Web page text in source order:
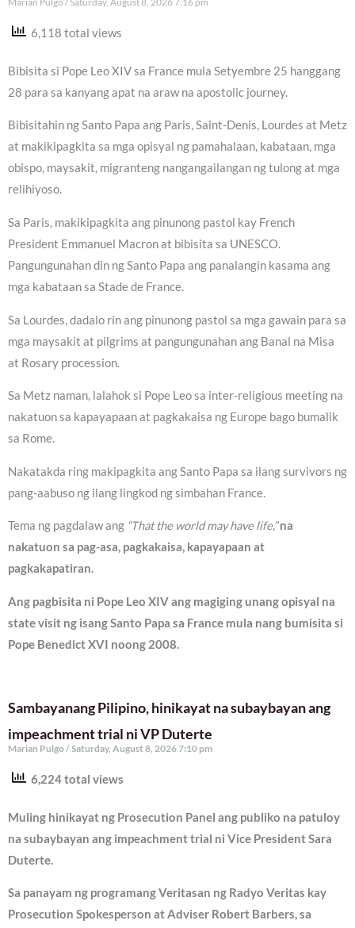
6,118 total views
Bibisita si Pope Leo XIV sa France mula Setyembre 25 hanggang
28 para sa kanyang apat na araw na apostolic journey.
Bibisitahin ng Santo Papa ang Paris, Saint-Denis, Lourdes at Metz
at makikipagkita sa mga opisyal ng pamahalaan, kabataan, mga
obispo, maysakit, migranteng nangangailangan ng tulong at mga
relihiyoso.
Sa Paris, makikipagkita ang pinunong pastol kay French
President Emmanuel Macron at bibisita sa UNESCO.
Pangungunahan din ng Santo Papa ang panalangin kasama ang
mga kabataan sa Stade de France.
Sa Lourdes, dadalo rin ang pinunong pastol sa mga gawain para sa
mga maysakit at pilgrims at pangungunahan ang Banal na Misa
at Rosary procession.
Sa Metz naman, lalahok si Pope Leo sa inter-religious meeting na
nakatuon sa kapayapaan at pagkakaisa ng Europe bago bumalik
sa Rome.
Nakatakda ring makipagkita ang Santo Papa sa ilang survivors ng
pang-aabuso ng ilang lingkod ng simbahan France.
Tema ng pagdalaw ang “That the world may have life,”na
nakatuon sa pag-asa, pagkakaisa, kapayapaan at
pagkakapatiran.
Ang pagbisita ni Pope Leo XIV ang magiging unang opisyal na
state visit ng isang Santo Papa sa France mula nang bumisita si
Pope Benedict XVI noong 2008.
Sambayanang Pilipino, hinikayat na subaybayan ang
impeachment trial ni VP Duterte
Marian Pulgo Saturday, August 8, 2026 7:10 pm
6,224 total views
Muling hinikayat ng Prosecution Panel ang publiko na patuloy
na subaybayan ang impeachment trial ni Vice President Sara
Duterte.
Sa panayam ng programang Veritasan ng Radyo Veritas kay
Prosecution Spokesperson at Adviser Robert Barbers, sa